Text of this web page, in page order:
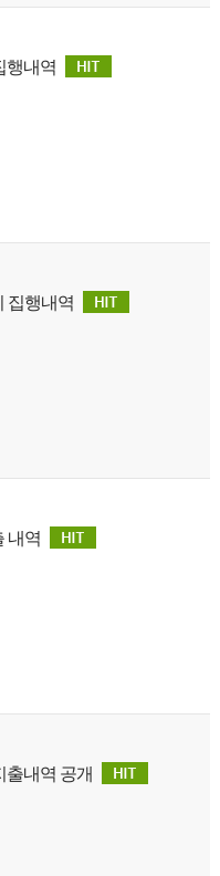
행내역
집행내역
내역
출내역 공개